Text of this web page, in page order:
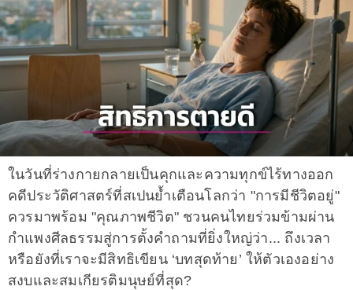
ในวันที่ร่างกายกลายเป็นคุกและความทุกข์ไร้ทางออก
คดีประวัติศาสตร์ที่สเปนย้ำเตือนโลกว่า "การมีชีวิตอยู่"
ควรมาพร้อม "คุณภาพชีวิต" ชวนคนไทยร่วมข้ามผ่าน
กำแพงศีลธรรมสู่การตั้งคำถามที่ยิ่งใหญ่ว่า... ถึงเวลา
หรือยังที่เราจะมีสิทธิเขียน ‘บทสุดท้าย’ ให้ตัวเองอย่าง
สงบและสมเกียรติมนุษย์ที่สุด?